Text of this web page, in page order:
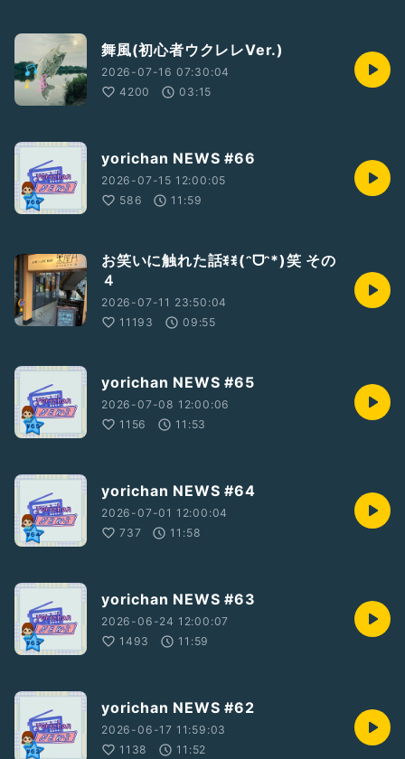
舞風(初心者ウクレレVer.)
2026-07-16 07:30:04
4200
03:15
yorichan NEWS #66
2026-07-15 12:00:05
586
11:59
お笑いに触れた話ꉂꉂ(ᵔᗜᵔ*)笑 その
４
2026-07-11 23:50:04
11193
09:55
yorichan NEWS #65
2026-07-08 12:00:06
1156
11:53
yorichan NEWS #64
2026-07-01 12:00:04
737
11:58
yorichan NEWS #63
2026-06-24 12:00:07
1493
11:59
yorichan NEWS #62
2026-06-17 11:59:03
1138
11:52